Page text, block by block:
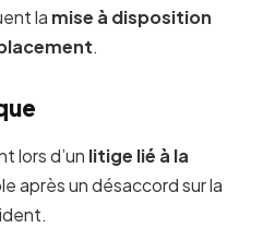
la mise à disposition
.
lors d’un litige lié à la
après un désaccord sur la